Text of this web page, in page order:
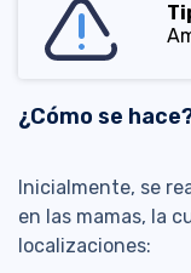
¿Cómo se
Inicialmente, se
en las mamas, la
localizaciones: